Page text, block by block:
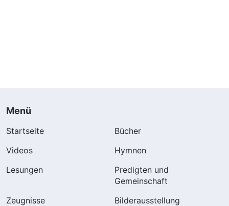
Menü
Startseite
Bücher
Videos
Hymnen
Lesungen
Predigten und
Gemeinschaft
Zeugnisse
Bilderausstellung